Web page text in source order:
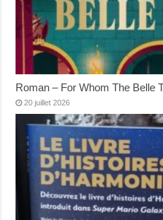
Roman – For Whom The Belle
20 juillet 2026